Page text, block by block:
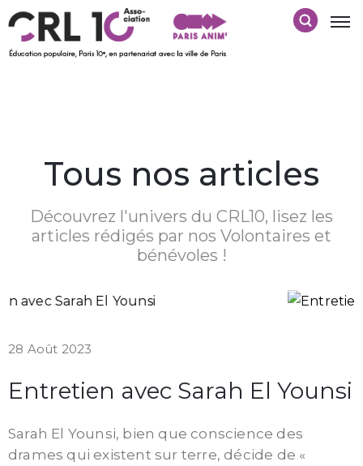
Tous nos articles
Découvrez l'univers du CRL10, lisez les
articles rédigés par nos Volontaires et
bénévoles !
28 Août 2023
Entretien avec Sarah El Younsi
Sarah El Younsi, bien que conscience des
drames qui existent sur terre, décide de «